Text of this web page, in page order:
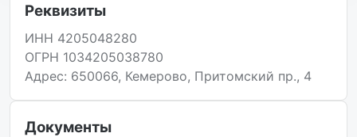
Реквизиты
ИНН 4205048280
ОГРН 1034205038780
Адрес: 650066, Кемерово, Притомский пр., 4
Документы